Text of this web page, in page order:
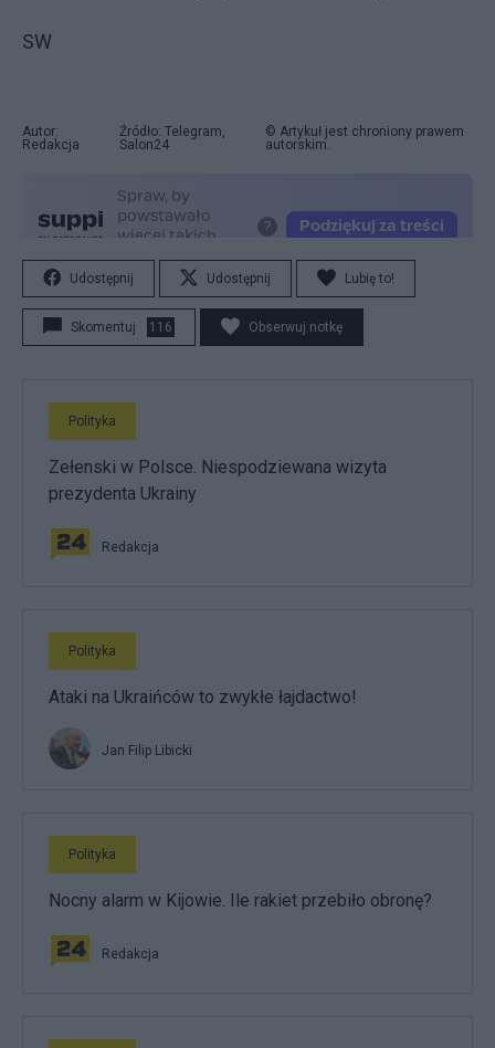
SW
Autor:
Redakcja
Źródło: Telegram,
Salon24
© Artykuł jest chroniony prawem
autorskim.
Udostępnij Udostępnij Lubię to!
Skomentuj 116 Obserwuj notkę
Polityka
Zełenski w Polsce. Niespodziewana wizyta
prezydenta Ukrainy
Redakcja
Polityka
Ataki na Ukraińców to zwykłe łajdactwo!
Jan Filip Libicki
Polityka
Nocny alarm w Kijowie. Ile rakiet przebiło obronę?
Redakcja